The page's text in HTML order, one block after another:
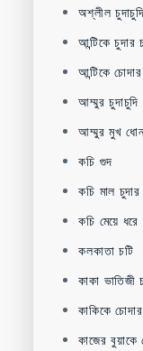
অশ্লীল
আন্টিকে চুদার
আন্টিকে
আম্মুর চুদাচুদি
আম্মুর মুখ ধোন
কচি গুদ
কচি মাল চুদার
কচি মেয়ে ধরে
কলকাতা চটি
কাকা ভাতিজী
কাকিকে
কাজের বুয়াকে